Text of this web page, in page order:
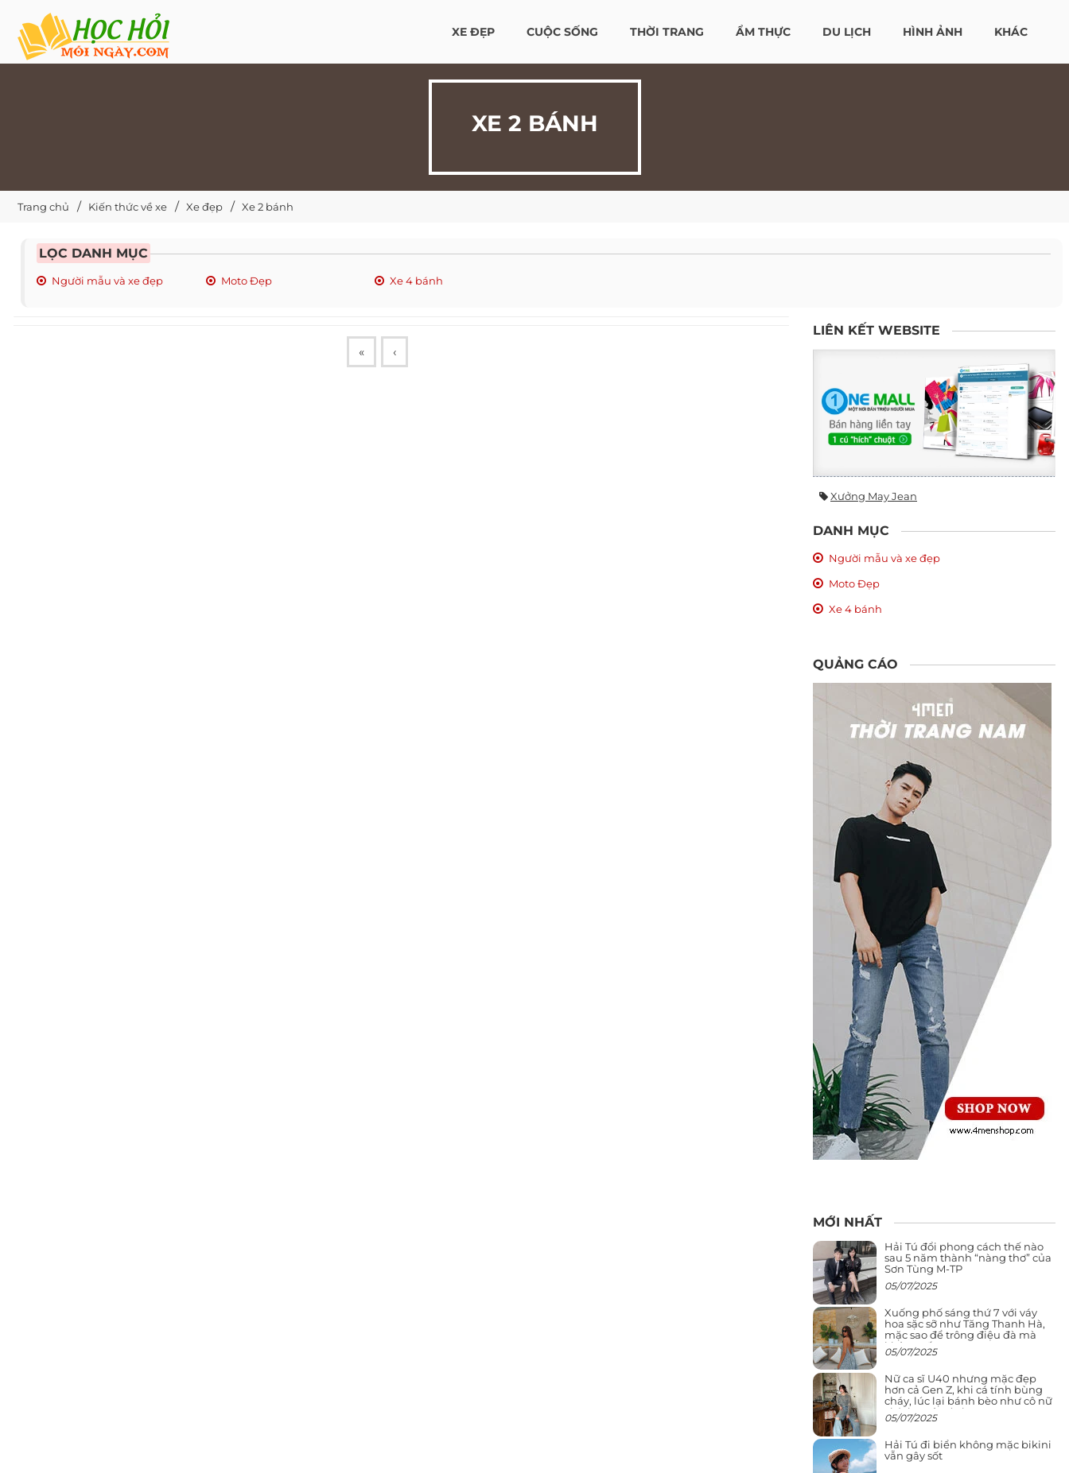
XE ĐẸP CUỘC SỐNG THỜI TRANG ẨM THỰC DU LỊCH HÌNH ẢNH KHÁC
XE 2 BÁNH
Trang chủ Kiến thức về xe Xe đẹp Xe 2 bánh
LỌC DANH MỤC
Người mẫu và xe đẹp Moto Đẹp Xe 4 bánh
« ‹
LIÊN KẾT WEBSITE
Xưởng May Jean
DANH MỤC
Người mẫu và xe đẹp
Moto Đẹp
Xe 4 bánh
QUẢNG CÁO
MỚI NHẤT
Hải Tú đổi phong cách thế nào
sau 5 năm thành “nàng thơ” của
Sơn Tùng M-TP
05/07/2025
Xuống phố sáng thứ 7 với váy
hoa sặc sỡ như Tăng Thanh Hà,
mặc sao để trông điệu đà mà
không sến
05/07/2025
Nữ ca sĩ U40 nhưng mặc đẹp
hơn cả Gen Z, khi cá tính bùng
cháy, lúc lại bánh bèo như cô nữ
chính ngôn tình
05/07/2025
Hải Tú đi biển không mặc bikini
vẫn gây sốt